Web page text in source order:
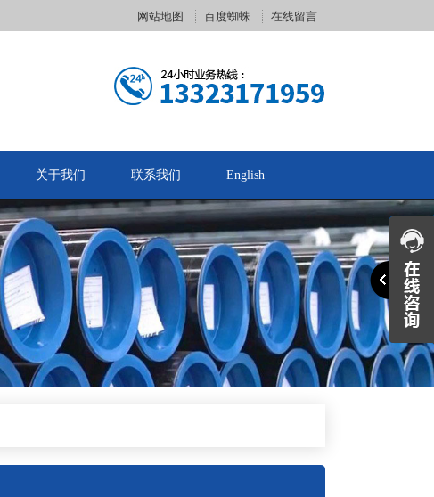
网站地图 百度蜘蛛 在线留言
关于我们 联系我们 English